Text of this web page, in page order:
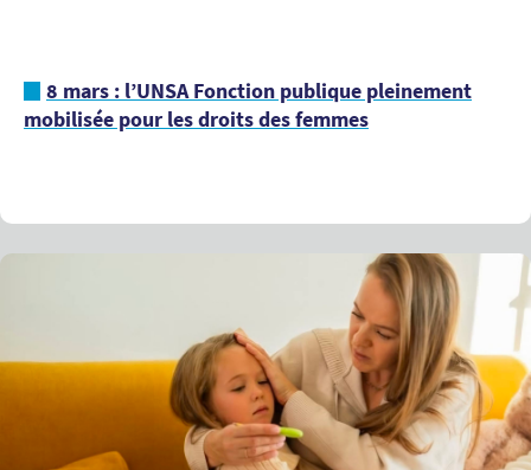
8 mars : l’UNSA Fonction publique pleinement
mobilisée pour les droits des femmes